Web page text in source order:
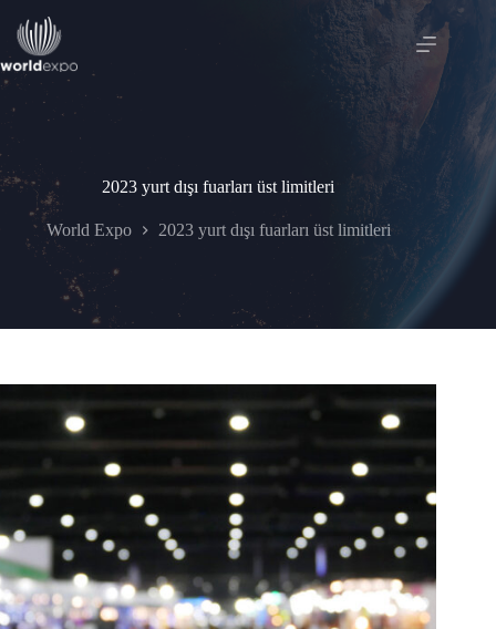
content
2023 yurt dışı fuarları üst limitleri
World Expo 2023 yurt dışı fuarları üst limitleri